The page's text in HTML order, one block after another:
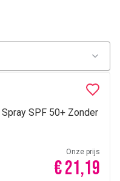
hoed en zonnebril,
bij hoge UV-index.
SPF 50+ Zonder
Onze prijs
€ 21,19